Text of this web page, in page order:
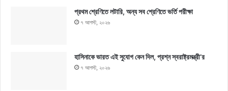
প্রথম শ্রেণিতে লটারি, অন্য সব শ্রেণিতে ভর্তি পরীক্ষা
৭ আগস্ট, ২০২৬
হাসিনাকে ভারত এই সুযোগ কেন দিল, প্রশ্ন স্বরাষ্ট্রমন্ত্রী’র
৭ আগস্ট, ২০২৬